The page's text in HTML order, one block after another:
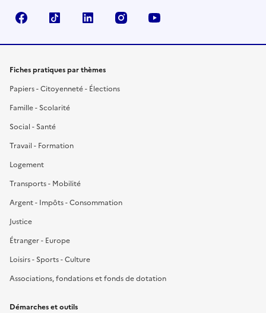
FacebookTikTok LinkedIn Instagram
Fiches pratiques par thèmes
Papiers - Citoyenneté - Élections
Famille - Scolarité
Social - Santé
Travail - Formation
Logement
Transports - Mobilité
Argent - Impôts - Consommation
Justice
Étranger - Europe
Loisirs - Sports - Culture
Associations, fondations et fonds de dotation
Démarches et outils